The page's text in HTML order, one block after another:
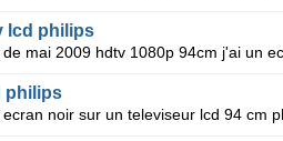
lcd philips
philips